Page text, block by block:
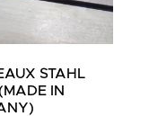
STAHL
IN